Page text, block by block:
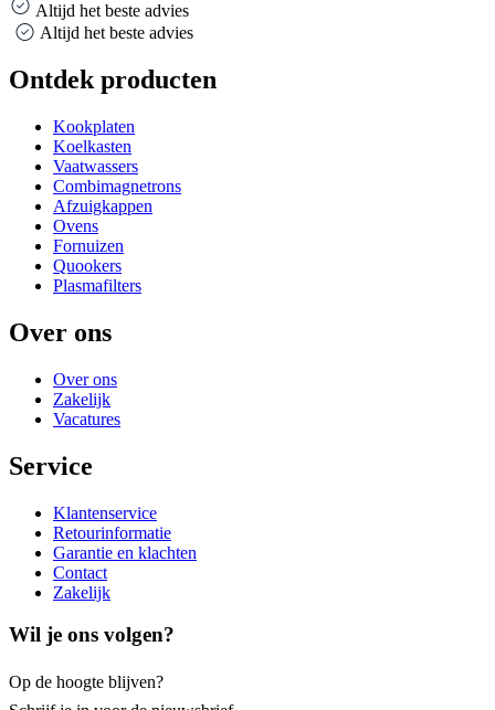
Altijd het beste advies
Altijd het beste advies
Ontdek producten
Kookplaten
Koelkasten
Vaatwassers
Combimagnetrons
Afzuigkappen
Ovens
Fornuizen
Quookers
Plasmafilters
Over ons
Over ons
Zakelijk
Vacatures
Service
Klantenservice
Retourinformatie
Garantie en klachten
Contact
Zakelijk
Wil je ons volgen?
Op de hoogte blijven?